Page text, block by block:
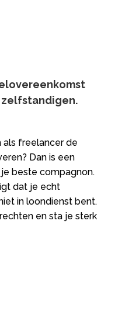
freelancer de
Dan is een
beste compagnon.
dat je echt
in loondienst bent.
en sta je sterk